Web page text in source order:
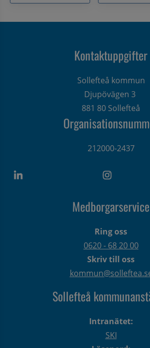
Kontaktuppgifter
Sollefteå kommun
Djupövägen 3
881 80 Sollefteå
212000-2437
Medborgarservice
Ring oss
0620 - 68 20 00
Skriv till oss
Sollefteå
Intranätet:
SKI